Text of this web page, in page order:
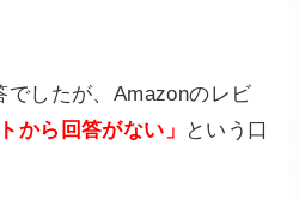
でしたが、Amazonのレビ
から回答がない」
という口